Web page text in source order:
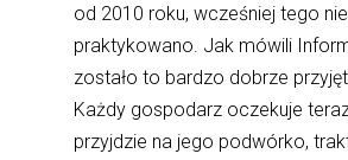
od 2010 roku, wcześniej tego nie
praktykowano. Jak mówili
zostało to bardzo dobrze
Każdy gospodarz oczekuje
przyjdzie na jego podwórko,